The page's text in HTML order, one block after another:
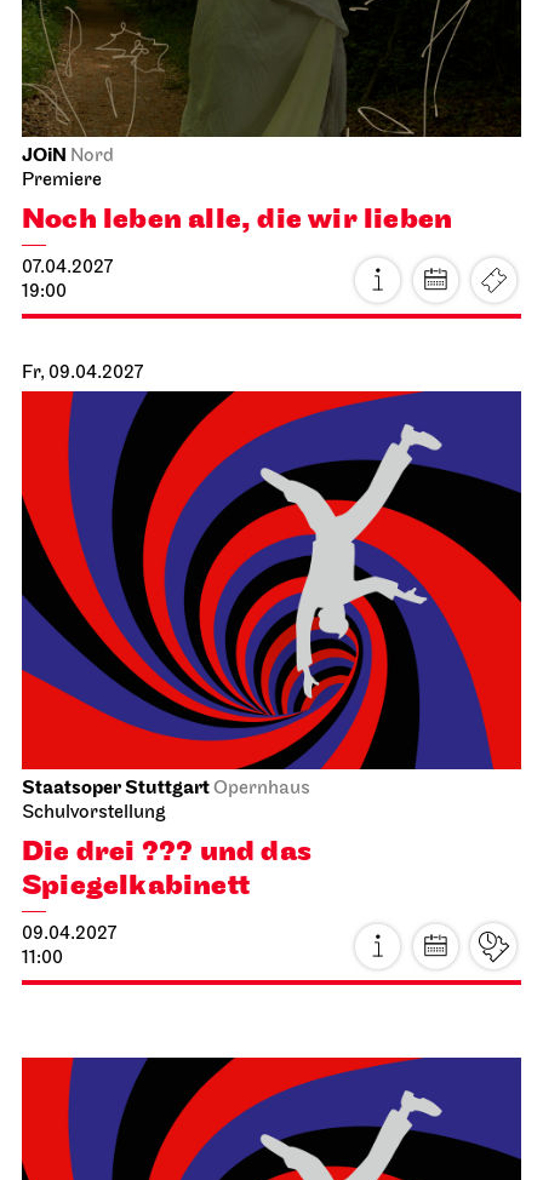
Schauspiel Stuttgart Schauspielhaus
Vor dem Ruhestand
20.03.2027
So, 21.03.2027
Staatsorchester StuttgartLiederhalle, Beethovensaal
5. Sinfonie­konzert
21.03.2027
11:00